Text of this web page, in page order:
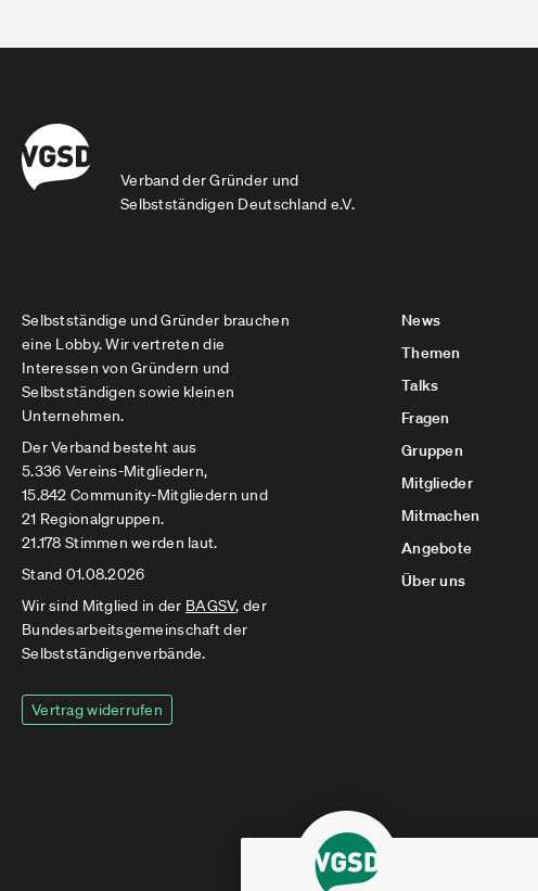
Verband der Gründer und
Selbstständigen Deutschland e.V.
Selbstständige und Gründer brauchen
eine Lobby. Wir vertreten die
Interessen von Gründern und
Selbstständigen sowie kleinen
Unternehmen.
Der Verband besteht aus
5.336 Vereins-Mitgliedern,
15.842 Community-Mitgliedern und
21 Regionalgruppen.
21.178 Stimmen werden laut.
Stand 01.08.2026
Wir sind Mitglied in der BAGSV, der
Bundesarbeitsgemeinschaft der
Selbstständigenverbände.
Vertrag widerrufen
News
Themen
Talks
Fragen
Gruppen
Mitglieder
Mitmachen
Angebote
Über uns